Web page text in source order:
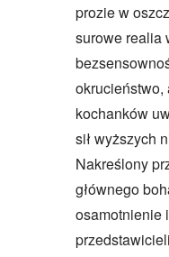
prozie w
surowe realia
okrucieństwo,
kochanków
sił wyższych
Nakreślony
głównego
osamotnienie